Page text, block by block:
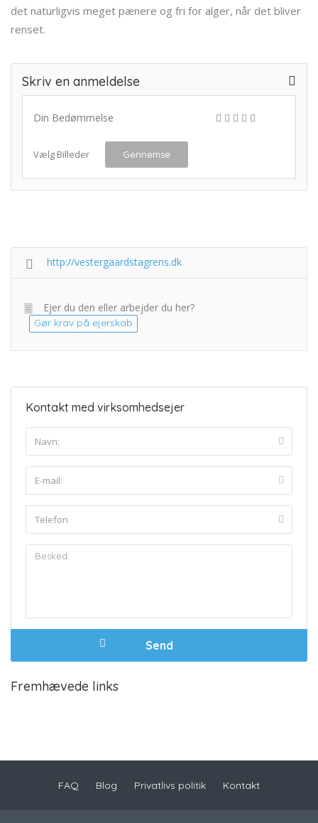
det naturligvis meget pænere og fri for alger, når det bliver
renset.
Skriv en anmeldelse
Din Bedømmelse
Vælg Billeder Gennemse
http://vestergaardstagrens.dk
Ejer du den eller arbejder du her?
Gør krav på ejerskab
Kontakt med virksomhedsejer
Fremhævede links
FAQ Blog Privatlivs politik Kontakt